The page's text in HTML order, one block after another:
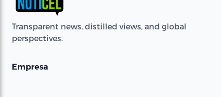
Transparent news, distilled views, and global
perspectives.
Empresa